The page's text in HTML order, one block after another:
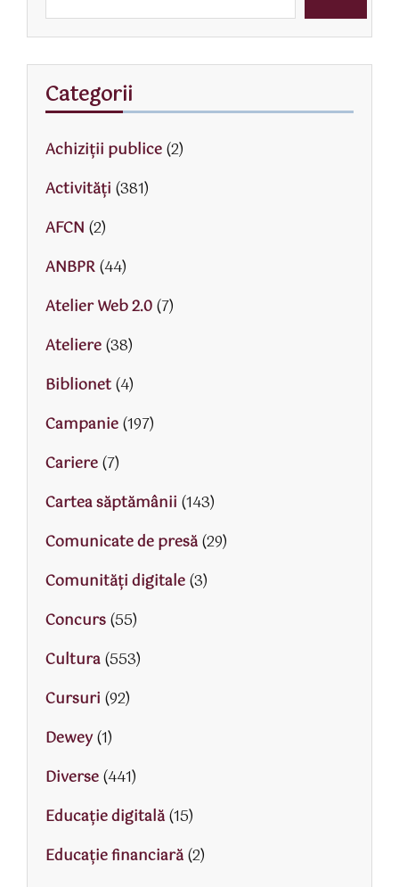
Categorii
Achiziții publice(2)
Activităţi (381)
AFCN (2)
ANBPR(44)
Atelier Web 2.0(7)
Ateliere(38)
Biblionet(4)
Campanie(197)
Cariere(7)
Cartea săptămânii (143)
Comunicate de presă(29)
Comunități digitale(3)
Concurs(55)
Cultura(553)
Cursuri (92)
Dewey(1)
Diverse(441)
Educaţie digitală(15)
Educaţie financiară(2)